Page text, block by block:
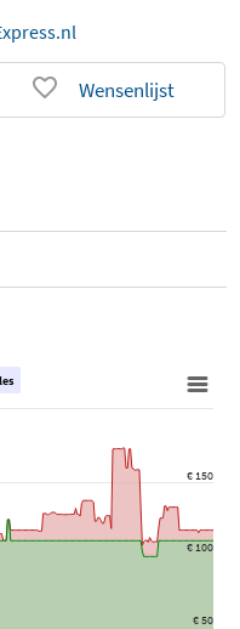
Wensenlijst
€ 50
€ 100
€ 150